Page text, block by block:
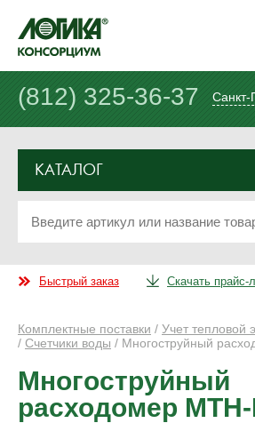
(812) 325-36-37 Санкт-
КАТАЛОГ
Быстрый заказ Скачать прайс-
Комплектные поставки / Учет тепловой
/ Счетчики воды / Многоструйный
Многоструйный
расходомер МТН-